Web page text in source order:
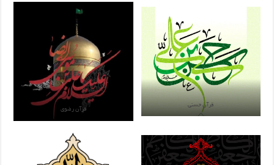
قرآن حسنی
قرآن رضوی